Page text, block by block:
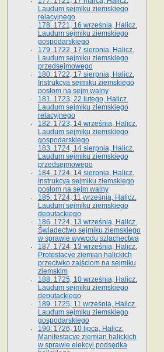
Laudum sejmiku ziemskiego
relacyjnego
178. 1721, 16 września, Halicz.
Laudum sejmiku ziemskiego
gospodarskiego
179. 1722, 17 sierpnia, Halicz.
Laudum sejmiku ziemskiego
przedsejmowego
180. 1722, 17 sierpnia, Halicz.
Instrukcya sejmiku ziemskiego
posłom na sejm walny
181. 1723, 22 lutego, Halicz.
Laudum sejmiku ziemskiego
relacyjnego
182. 1723, 14 września, Halicz.
Laudum sejmiku ziemskiego
gospodarskiego
183. 1724, 14 sierpnia, Halicz.
Laudum sejmiku ziemskiego
przedsejmowego
184. 1724, 14 sierpnia, Halicz.
Instrukcya sejmiku ziemskiego
posłom na sejm walny
185. 1724, 11 września, Halicz.
Laudum sejmiku ziemskiego
deputackiego
186. 1724, 13 września, Halicz.
Świadectwo sejmiku ziemskiego
w sprawie wywodu szlachectwa
187. 1724, 13 września, Halicz.
Protestacye ziemian halickich
przeciwko zajściom na sejmiku
ziemskim
188. 1725, 10 września, Halicz.
Laudum sejmiku ziemskiego
deputackiego
189. 1725, 11 września, Halicz.
Laudum sejmiku ziemskiego
gospodarskiego
190. 1726, 10 lipca, Halicz.
Manifestacye ziemian halickich
w sprawie elekcyi podsędka